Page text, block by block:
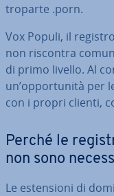
tro­par­te .porn.
Vox Populi, il
non riscontra
di primo livello. Al
un’op­por­tu­ni­tà per
con i propri clienti,
Perché le
non sono
Le esten­sio­ni di